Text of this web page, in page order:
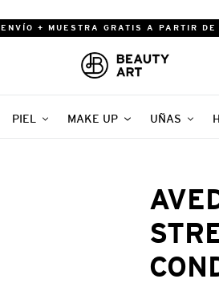
ENVÍO + MUESTRA GRATIS A PARTIR
PIEL MAKE UP UÑAS